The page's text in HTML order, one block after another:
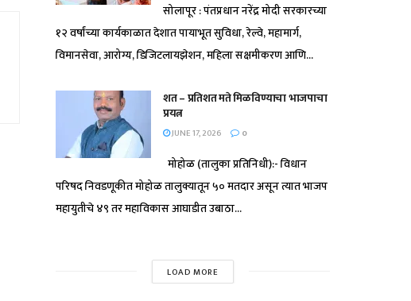
सोलापूर : पंतप्रधान नरेंद्र मोदी सरकारच्या
१२ वर्षांच्या कार्यकाळात देशात पायाभूत सुविधा, रेल्वे, महामार्ग,
विमानसेवा, आरोग्य, डिजिटलायझेशन, महिला सक्षमीकरण आणि...
शत – प्रतिशत मते मिळविण्याचा भाजपाचा
प्रयत्न
JUNE 17, 2026 0
मोहोळ (तालुका प्रतिनिधी):- विधान
परिषद निवडणूकीत मोहोळ तालुक्यातून ५० मतदार असून त्यात भाजप
महायुतीचे ४९ तर महाविकास आघाडीत उबाठा...
LOAD MORE